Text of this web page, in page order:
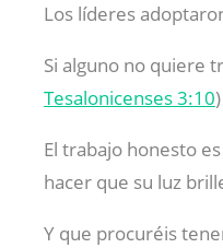
Los líderes
Si alguno no quiere
Tesalonicenses 3:10)
El trabajo honesto
hacer que su luz
Y que procuréis